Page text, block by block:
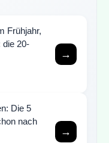
Frühjahr,
die 20-
→
Die 5
nach
→